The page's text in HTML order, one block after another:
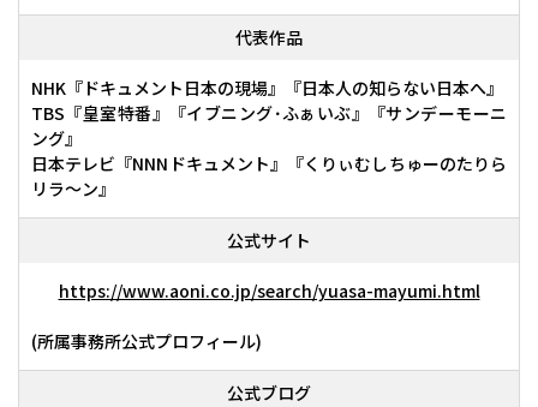
代表作品
NHK『ドキュメント日本の現場』『日本人の知らない日本へ』
TBS『皇室特番』『イブニング･ふぁいぶ』『サンデーモーニ
ング』
日本テレビ『NNNドキュメント』『くりぃむしちゅーのたりら
リラ～ン』
公式サイト
https://www.aoni.co.jp/search/yuasa-mayumi.html
(所属事務所公式プロフィール)
公式ブログ